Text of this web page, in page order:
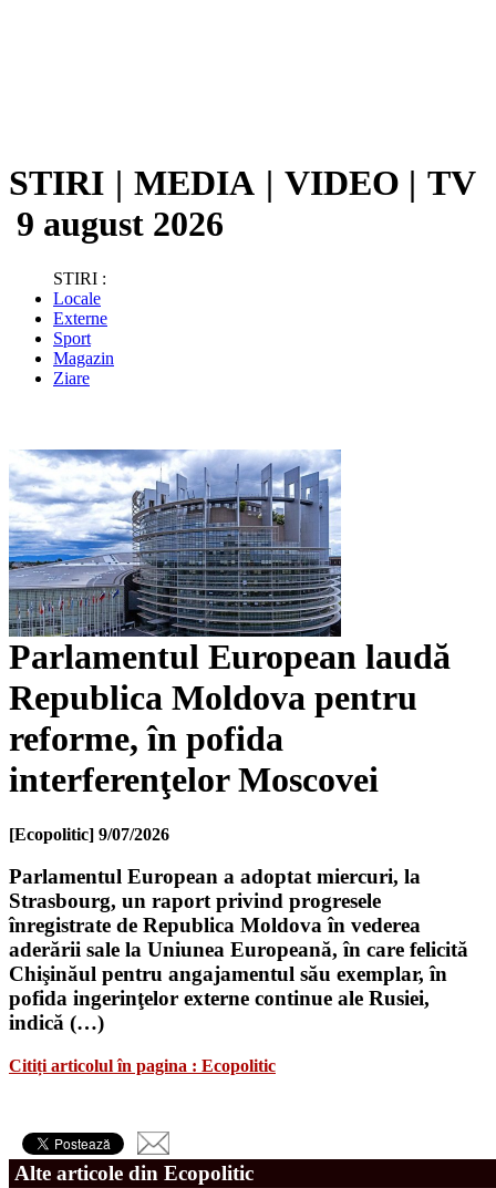
STIRI | MEDIA | VIDEO | TV
9 august 2026
STIRI :
Locale
Externe
Sport
Magazin
Ziare
Parlamentul European laudă
Republica Moldova pentru
reforme, în pofida
interferenţelor Moscovei
[Ecopolitic] 9/07/2026
Parlamentul European a adoptat miercuri, la
Strasbourg, un raport privind progresele
înregistrate de Republica Moldova în vederea
aderării sale la Uniunea Europeană, în care felicită
Chişinăul pentru angajamentul său exemplar, în
pofida ingerinţelor externe continue ale Rusiei,
indică (…)
Citiți articolul în pagina : Ecopolitic
Alte articole din Ecopolitic